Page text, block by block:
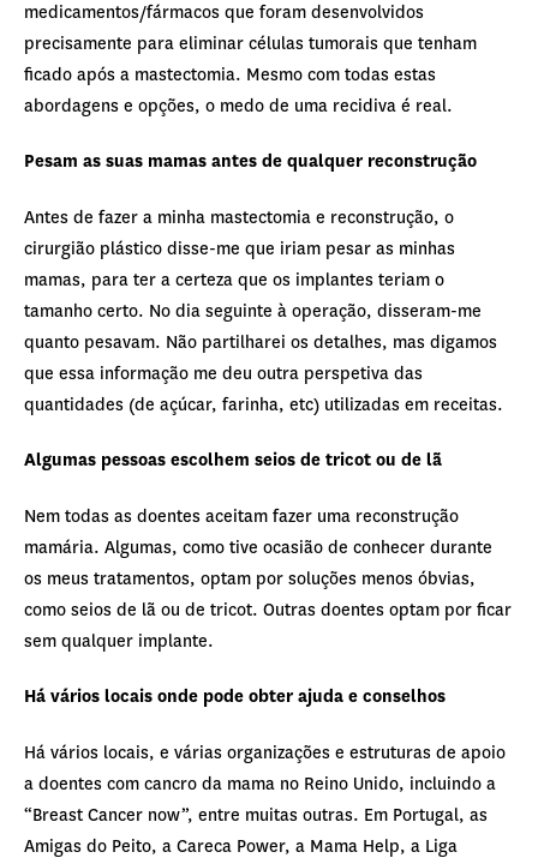
medicamentos/fármacos que foram desenvolvidos
precisamente para eliminar células tumorais que tenham
ficado após a mastectomia. Mesmo com todas estas
abordagens e opções, o medo de uma recidiva é real.
Pesam as suas mamas antes de qualquer reconstrução
Antes de fazer a minha mastectomia e reconstrução, o
cirurgião plástico disse-me que iriam pesar as minhas
mamas, para ter a certeza que os implantes teriam o
tamanho certo. No dia seguinte à operação, disseram-me
quanto pesavam. Não partilharei os detalhes, mas digamos
que essa informação me deu outra perspetiva das
quantidades (de açúcar, farinha, etc) utilizadas em receitas.
Algumas pessoas escolhem seios de tricot ou de lã
Nem todas as doentes aceitam fazer uma reconstrução
mamária. Algumas, como tive ocasião de conhecer durante
os meus tratamentos, optam por soluções menos óbvias,
como seios de lã ou de tricot. Outras doentes optam por ficar
sem qualquer implante.
Há vários locais onde pode obter ajuda e conselhos
Há vários locais, e várias organizações e estruturas de apoio
a doentes com cancro da mama no Reino Unido, incluindo a
“Breast Cancer now”, entre muitas outras. Em Portugal, as
Amigas do Peito, a Careca Power, a Mama Help, a Liga